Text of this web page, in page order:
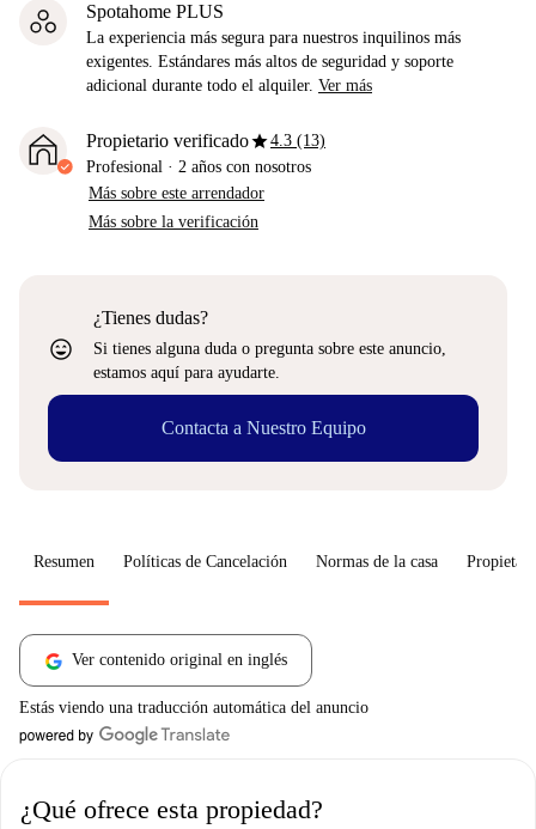
Spotahome PLUS
La experiencia más segura para nuestros inquilinos más
exigentes. Estándares más altos de seguridad y soporte
adicional durante todo el alquiler. Ver más
Propietario verificadostar4.3 (13)
Profesional · 2 años con nosotros
Más sobre este arrendador
Más sobre la verificación
sentiment_very_satisfied
¿Tienes dudas?
Si tienes alguna duda o pregunta sobre este anuncio,
estamos aquí para ayudarte.
Contacta a Nuestro Equipo
Resumen Políticas de Cancelación Normas de la casa
Ver contenido original en inglés
Estás viendo una traducción automática del anuncio
¿Qué ofrece esta propiedad?